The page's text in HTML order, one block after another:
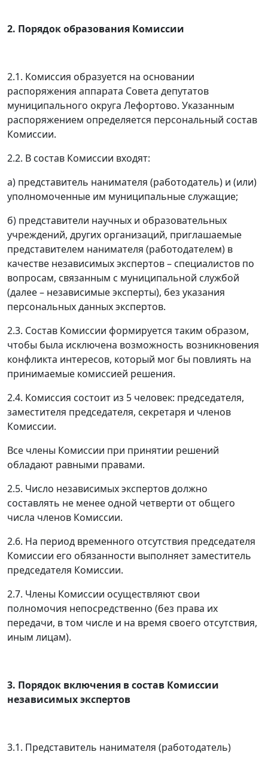
2. Порядок образования Комиссии
2.1. Комиссия образуется на основании
распоряжения аппарата Совета депутатов
муниципального округа Лефортово. Указанным
распоряжением определяется персональный состав
Комиссии.
2.2. В состав Комиссии входят:
а) представитель нанимателя (работодатель) и (или)
уполномоченные им муниципальные служащие;
б) представители научных и образовательных
учреждений, других организаций, приглашаемые
представителем нанимателя (работодателем) в
качестве независимых экспертов – специалистов по
вопросам, связанным с муниципальной службой
(далее – независимые эксперты), без указания
персональных данных экспертов.
2.3. Состав Комиссии формируется таким образом,
чтобы была исключена возможность возникновения
конфликта интересов, который мог бы повлиять на
принимаемые комиссией решения.
2.4. Комиссия состоит из 5 человек: председателя,
заместителя председателя, секретаря и членов
Комиссии.
Все члены Комиссии при принятии решений
обладают равными правами.
2.5. Число независимых экспертов должно
составлять не менее одной четверти от общего
числа членов Комиссии.
2.6. На период временного отсутствия председателя
Комиссии его обязанности выполняет заместитель
председателя Комиссии.
2.7. Члены Комиссии осуществляют свои
полномочия непосредственно (без права их
передачи, в том числе и на время своего отсутствия,
иным лицам).
3. Порядок включения в состав Комиссии
независимых экспертов
3.1. Представитель нанимателя (работодатель)